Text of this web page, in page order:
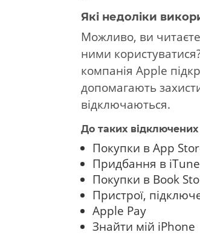
Які недоліки
Можливо, ви
ними
компанія Apple
допомагають
відключаються.
До таких
Покупки в App
Придбання в
Покупки в Book
Пристрої,
Apple Pay
Знайти мій iPhone